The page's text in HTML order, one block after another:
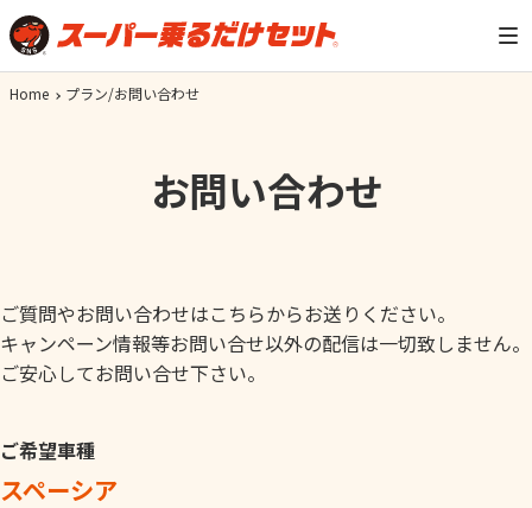
Home プラン/お問い合わせ
お問い合わせ
ご質問やお問い合わせはこちらからお送りください。
キャンペーン情報等お問い合せ以外の配信は一切致しません。
ご安心してお問い合せ下さい。
ご希望車種
スペーシア